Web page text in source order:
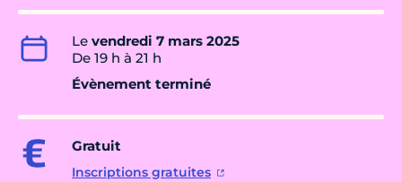
Le vendredi 7 mars 2025
De 19 h à 21 h
Évènement terminé
Gratuit
Inscriptions gratuites